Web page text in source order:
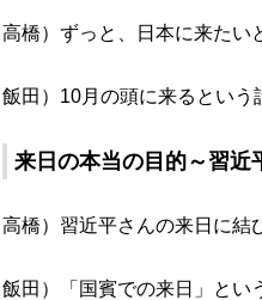
高橋）ずっと、日本に来たい
飯田）10月の頭に来るという
来日の本当の目的～習近
高橋）習近平さんの来日に結
飯田）「国賓での来日」とい